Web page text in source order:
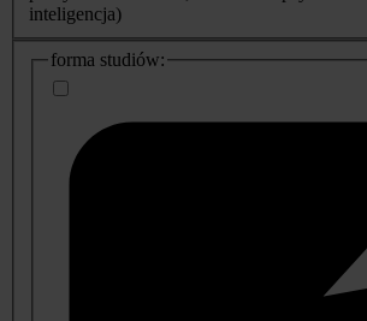
inteligencja)
dodatkowe
informacje
forma studiów: